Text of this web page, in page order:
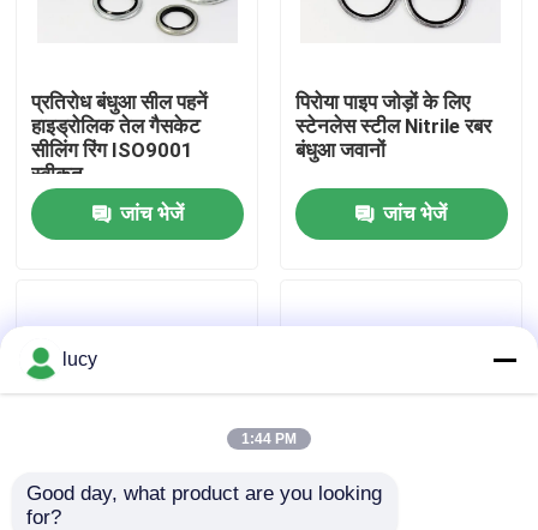
फैक्टरी यात्रा
गुणवत्ता नियंत्रण
समाचार
रबर ओ रिंग्स
प्रतिरोध बंधुआ सील पहनें
हाइड्रोलिक तेल गैसकेट
सीलिंग रिंग ISO9001
स्वीकृत
जांच भेजें
पिरोया पाइप जोड़ों के लिए
स्टेनलेस स्टील Nitrile रबर
बंधुआ जवानों
जांच भेजें
हाइड्रोलिक तेल बंधुआ सील
lucy
1:44 PM
Good day, what product are you looking
for?